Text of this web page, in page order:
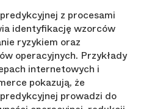
z procesami
identyfikację wzorców
ryzykiem oraz
operacyjnych. Przykłady
internetowych i
pokazują, że
prowadzi do